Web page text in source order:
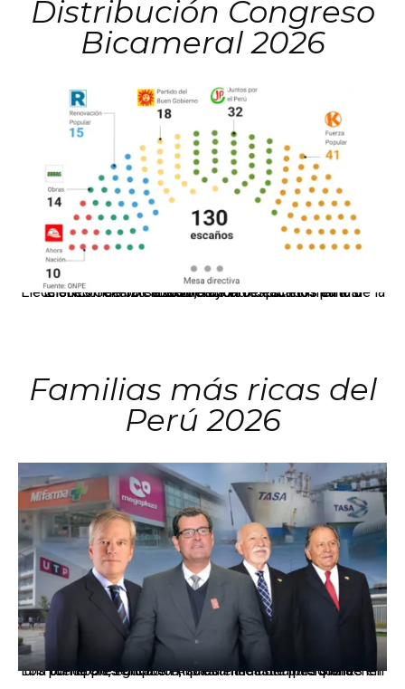
Distribución Congreso
Bicameral 2026
El JNE oficializó la distribución de escaños para la elección de 60 senadores y 130 diputados en las Elecciones Generales 2026, tras el restablecimiento de la Bicameralidad.
Familias más ricas del
Perú 2026
Los principales grupos empresariales del país mantienen una fuerte presencia en Áncash mediante inversiones en comercio, educación, salud e industria pesquera.